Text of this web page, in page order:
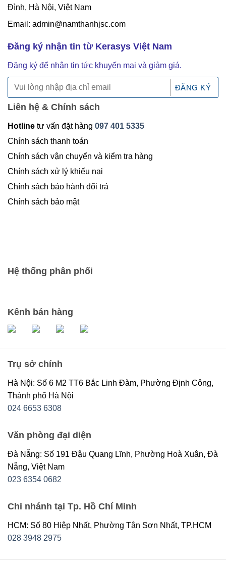
Đình, Hà Nội, Việt Nam
Email: admin@namthanhjsc.com
Đăng ký nhận tin từ Kerasys Việt Nam
Đăng ký để nhận tin tức khuyến mại và giảm giá.
Liên hệ & Chính sách
Hotline tư vấn đặt hàng 097 401 5335
Chính sách thanh toán
Chính sách vận chuyển và kiểm tra hàng
Chính sách xử lý khiếu nại
Chính sách bảo hành đổi trả
Chính sách bảo mật
Hệ thống phân phối
Kênh bán hàng
Trụ sở chính
Hà Nội: Số 6 M2 TT6 Bắc Linh Đàm, Phường Định Công,
Thành phố Hà Nội
024 6653 6308
Văn phòng đại diện
Đà Nẵng: Số 191 Đậu Quang Lĩnh, Phường Hoà Xuân, Đà
Nẵng, Việt Nam
023 6354 0682
Chi nhánh tại Tp. Hồ Chí Minh
HCM: Số 80 Hiệp Nhất, Phường Tân Sơn Nhất, TP.HCM
028 3948 2975